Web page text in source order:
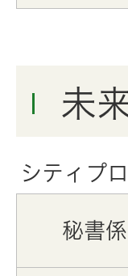
未
シティプ
秘書係